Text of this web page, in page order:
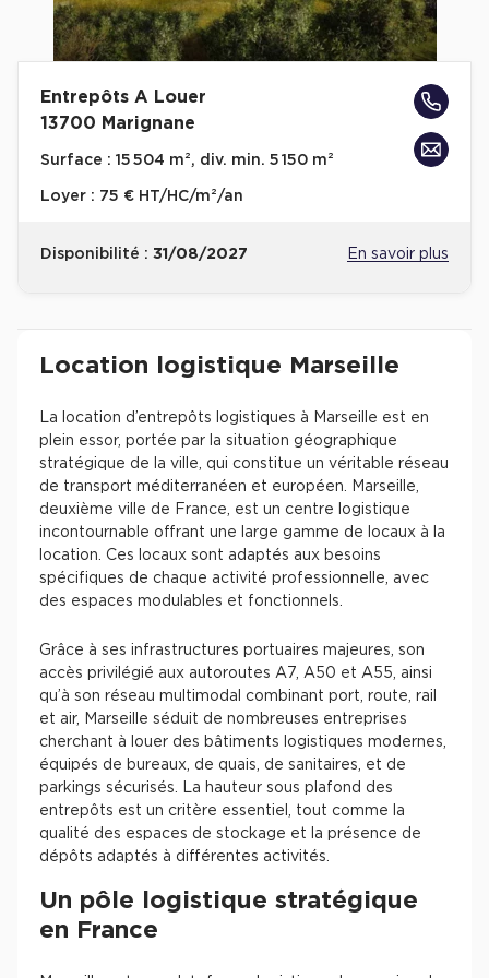
Location d'Entrepôts / Activités à Massy
Location d'Entrepôts / Activités à Rennes
Location d'Entrepôts / Activités à Besançon
Achat d'Entrepôts / Activités à Aubagne
Collections d'Entrepôts / Activités
Entrepôts et Locaux d'activités indépendants
Entrepôts et Locaux d'activités avec quai de
chargement
Entrepôts et Locaux d'activités - Programmes neufs
Location de plateformes Logistique à Aulnay-sous-Bois
Location de plateformes Logistique à Amiens
Location de plateformes Logistique à Marseille
Location de plateformes Logistique à Le Havre
Achat de plateformes Logistique
Achat de plateformes Logistique en Bretagne
Achat de plateformes Logistique à Lyon
Achat de plateformes Logistique à Marseille
Achat de plateformes Logistique à Dijon
Entrepôts A Louer
13700 Marignane
Surface : 15 504 m², div. min. 5 150 m²
Loyer : 75 € HT/HC/m²/an
Disponibilité : 31/08/2027 En savoir plus
Revenir à l'accueil -
Location logistique Marseille
La location d’entrepôts logistiques à Marseille est en
plein essor, portée par la situation géographique
stratégique de la ville, qui constitue un véritable réseau
de transport méditerranéen et européen. Marseille,
deuxième ville de France, est un centre logistique
incontournable offrant une large gamme de locaux à la
location. Ces locaux sont adaptés aux besoins
spécifiques de chaque activité professionnelle, avec
des espaces modulables et fonctionnels.
Grâce à ses infrastructures portuaires majeures, son
accès privilégié aux autoroutes A7, A50 et A55, ainsi
qu’à son réseau multimodal combinant port, route, rail
et air, Marseille séduit de nombreuses entreprises
cherchant à louer des bâtiments logistiques modernes,
équipés de bureaux, de quais, de sanitaires, et de
parkings sécurisés. La hauteur sous plafond des
entrepôts est un critère essentiel, tout comme la
qualité des espaces de stockage et la présence de
dépôts adaptés à différentes activités.
Un pôle logistique stratégique
en France